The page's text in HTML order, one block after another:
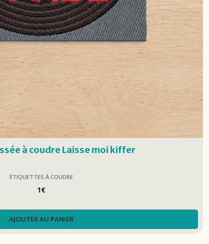
à coudre Laisse moi kiffer
ÉTIQUETTES À COUDRE
1€
AJOUTER AU PANIER